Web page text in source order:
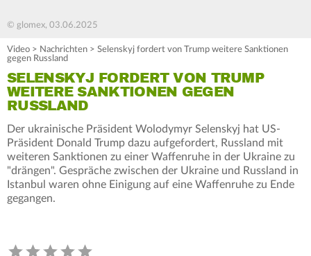
© glomex, 03.06.2025
Video > Nachrichten > Selenskyj fordert von Trump weitere Sanktionen
gegen Russland
SELENSKYJ FORDERT VON TRUMP
WEITERE SANKTIONEN GEGEN
RUSSLAND
Der ukrainische Präsident Wolodymyr Selenskyj hat US-
Präsident Donald Trump dazu aufgefordert, Russland mit
weiteren Sanktionen zu einer Waffenruhe in der Ukraine zu
"drängen". Gespräche zwischen der Ukraine und Russland in
Istanbul waren ohne Einigung auf eine Waffenruhe zu Ende
gegangen.